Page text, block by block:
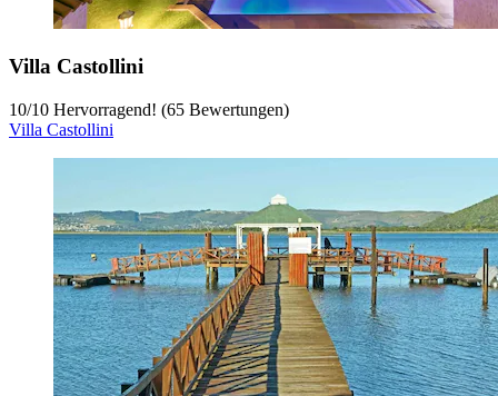
Villa Castollini
10/10 Hervorragend! (65 Bewertungen)
Villa Castollini